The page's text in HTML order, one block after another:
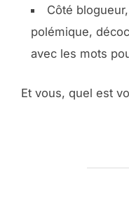
Côté blogueur,
polémique,
avec les mots
Et vous, quel est